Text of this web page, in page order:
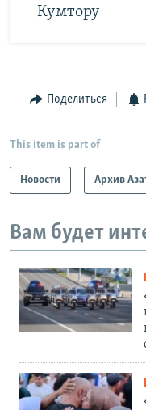
Кумтору
Поделиться
This item is part of
Новости Архив
Вам будет